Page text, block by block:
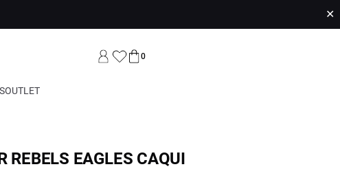
✕
0
OUTLET
REBELS EAGLES CAQUI